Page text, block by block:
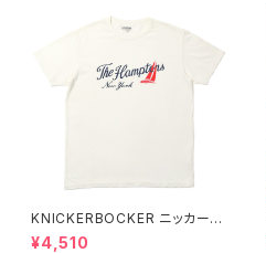
KNICKERBOCKER ニッカーボ
ッカー MILK ハンプトン Tシャ
¥4,510